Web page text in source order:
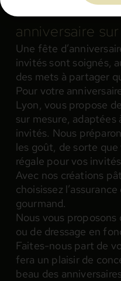
Prenez un
anniversaire
Une fête
invités sont soignés,
des mets à partager
Pour votre
Lyon, vous propose
sur mesure, adaptées
invités. Nous
les goût, de sorte
régale pour vos
Avec nos créations
choisissez
gourmand.
Nous vous proposons
ou de dressage en
Faites-nous part de
fera un plaisir de
beau des